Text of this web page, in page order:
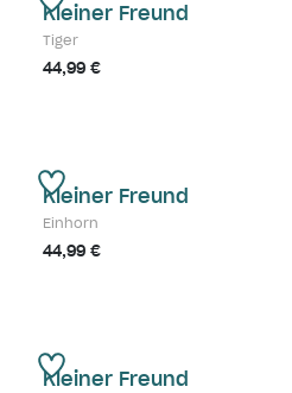
Kleiner Freund
Tiger
44,99 €
Kleiner Freund
Einhorn
44,99 €
Kleiner Freund